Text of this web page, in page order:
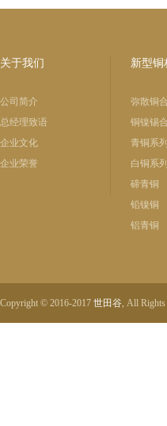
关于我们
公司简介
总经理致语
企业文化
企业荣誉
新型铜
弥散铜
铜镍锡
青铜系
白铜系
碲青铜
铅镍铜
铝青铜
Copyright © 2016-2017 世田谷 , All